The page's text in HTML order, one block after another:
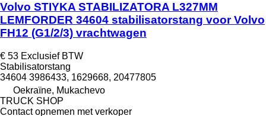
Volvo STIYKA STABILIZATORA L327MM
LEMFORDER 34604 stabilisatorstang voor Volvo
FH12 (G1/2/3) vrachtwagen
€ 53 Exclusief BTW
Stabilisatorstang
34604 3986433, 1629668, 20477805
Oekraïne, Mukachevo
TRUCK SHOP
Contact opnemen met verkoper